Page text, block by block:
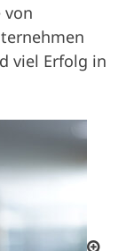
von
viel Erfolg in